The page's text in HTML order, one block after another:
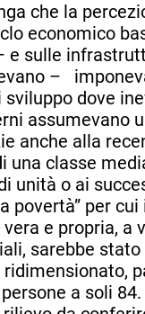
che la
economico
e sulle
–
sviluppo dove
assumevano
anche alla
una classe
unità o ai
povertà” per
vera e propria, a
sarebbe stato
a soli 84.